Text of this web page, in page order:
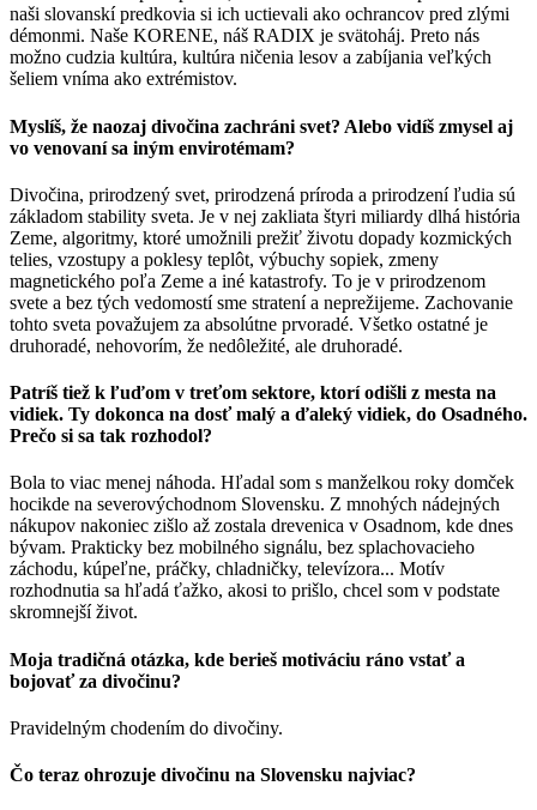
naši slovanskí predkovia si ich uctievali ako ochrancov pred zlými
démonmi. Naše KORENE, náš RADIX je svätoháj. Preto nás
možno cudzia kultúra, kultúra ničenia lesov a zabíjania veľkých
šeliem vníma ako extrémistov.
Myslíš, že naozaj divočina zachráni svet? Alebo vidíš zmysel aj
vo venovaní sa iným envirotémam?
Divočina, prirodzený svet, prirodzená príroda a prirodzení ľudia sú
základom stability sveta. Je v nej zakliata štyri miliardy dlhá história
Zeme, algoritmy, ktoré umožnili prežiť životu dopady kozmických
telies, vzostupy a poklesy teplôt, výbuchy sopiek, zmeny
magnetického poľa Zeme a iné katastrofy. To je v prirodzenom
svete a bez tých vedomostí sme stratení a neprežijeme. Zachovanie
tohto sveta považujem za absolútne prvoradé. Všetko ostatné je
druhoradé, nehovorím, že nedôležité, ale druhoradé.
Patríš tiež k ľuďom v treťom sektore, ktorí odišli z mesta na
vidiek. Ty dokonca na dosť malý a ďaleký vidiek, do Osadného.
Prečo si sa tak rozhodol?
Bola to viac menej náhoda. Hľadal som s manželkou roky domček
hocikde na severovýchodnom Slovensku. Z mnohých nádejných
nákupov nakoniec zišlo až zostala drevenica v Osadnom, kde dnes
bývam. Prakticky bez mobilného signálu, bez splachovacieho
záchodu, kúpeľne, práčky, chladničky, televízora... Motív
rozhodnutia sa hľadá ťažko, akosi to prišlo, chcel som v podstate
skromnejší život.
Moja tradičná otázka, kde berieš motiváciu ráno vstať a
bojovať za divočinu?
Pravidelným chodením do divočiny.
Čo teraz ohrozuje divočinu na Slovensku najviac?